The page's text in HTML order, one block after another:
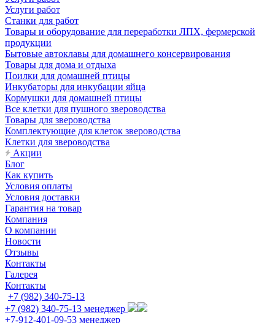
Услуги работ
Станки для работ
Товары и оборудование для переработки ЛПХ, фермерской
продукции
Бытовые автоклавы для домашнего консервирования
Товары для дома и отдыха
Поилки для домашней птицы
Инкубаторы для инкубации яйца
Кормушки для домашней птицы
Все клетки для пушного звероводства
Товары для звероводства
Комплектующие для клеток звероводства
Клетки для звероводства
Акции
Блог
Как купить
Условия оплаты
Условия доставки
Гарантия на товар
Компания
О компании
Новости
Отзывы
Контакты
Галерея
Контакты
+7 (982) 340-75-13
+7 (982) 340-75-13 менеджер
+7-912-401-09-53 менеджер